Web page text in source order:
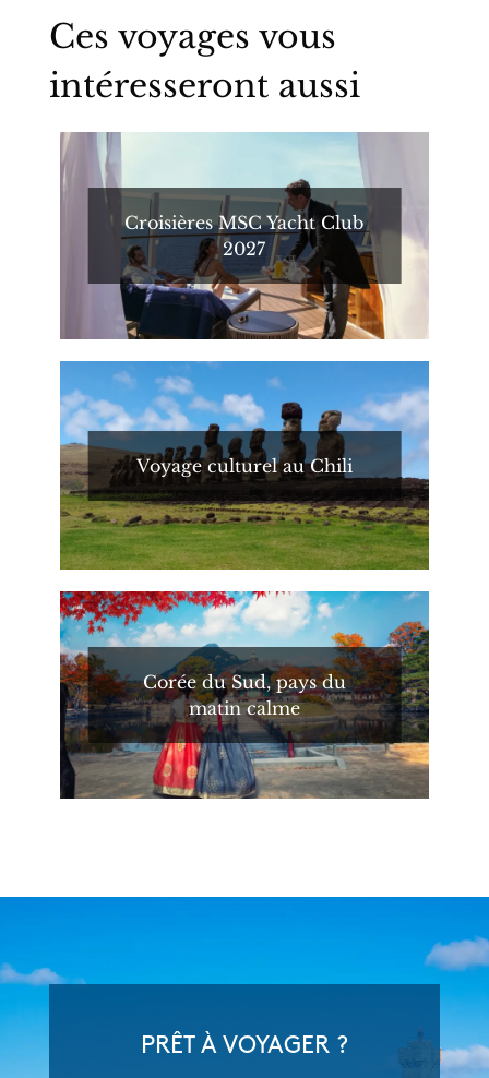
Ces voyages vous
intéresseront aussi
Croisières MSC Yacht Club
2027
Voyage culturel au Chili
Corée du Sud, pays du
matin calme
PRÊT À VOYAGER ?